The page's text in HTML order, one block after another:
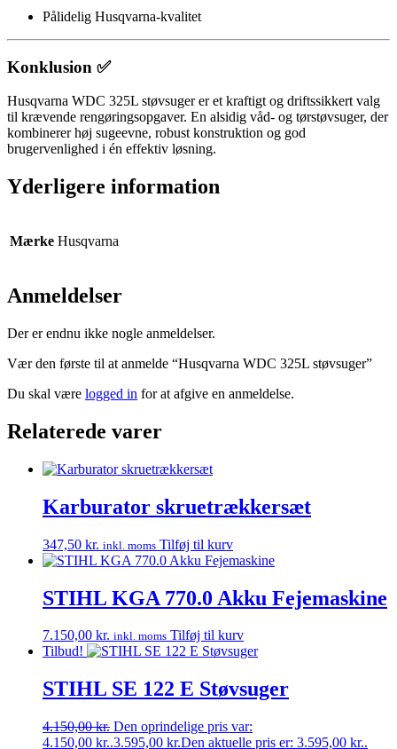
Pålidelig Husqvarna-kvalitet
Konklusion ✅
Husqvarna WDC 325L støvsuger er et kraftigt og driftssikkert valg
til krævende rengøringsopgaver. En alsidig våd- og tørstøvsuger, der
kombinerer høj sugeevne, robust konstruktion og god
brugervenlighed i én effektiv løsning.
Yderligere information
Mærke Husqvarna
Anmeldelser
Der er endnu ikke nogle anmeldelser.
Vær den første til at anmelde “Husqvarna WDC 325L støvsuger”
Du skal være logged in for at afgive en anmeldelse.
Relaterede varer
Karburator skruetrækkersæt
347,50 kr. inkl. moms Tilføj til kurv
STIHL KGA 770.0 Akku Fejemaskine
7.150,00 kr. inkl. moms Tilføj til kurv
Tilbud!
STIHL SE 122 E Støvsuger
4.150,00kr. Den oprindelige pris var:
4.150,00 kr..3.595,00 kr.Den aktuelle pris er: 3.595,00 kr..